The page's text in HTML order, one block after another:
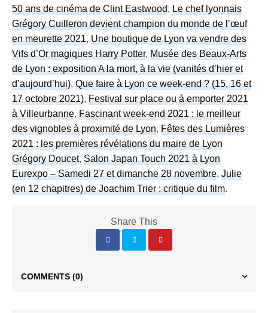
50 ans de cinéma de Clint Eastwood,Le chef lyonnais
Grégory Cuilleron devient champion du monde de l’œuf
en meurette 2021,Une boutique de Lyon va vendre des
Vifs d’Or magiques Harry Potter,Musée des Beaux-Arts
de Lyon : exposition A la mort, à la vie (vanités d’hier et
d’aujourd’hui),Que faire à Lyon ce week-end ? (15, 16 et
17 octobre 2021),Festival sur place ou à emporter 2021
à Villeurbanne,Fascinant week-end 2021 : le meilleur
des vignobles à proximité de Lyon,Fêtes des Lumières
2021 : les premières révélations du maire de Lyon
Grégory Doucet,Salon Japan Touch 2021 à Lyon
Eurexpo – Samedi 27 et dimanche 28 novembre,Julie
(en 12 chapitres) de Joachim Trier : critique du film.
Share This
COMMENTS (0)